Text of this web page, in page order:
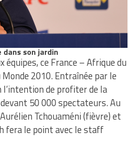
son jardin
ce France – Afrique du
2010. Entraînée par le
l’intention de profiter de la
50 000 spectateurs. Au
Tchouaméni (fièvre) et
fera le point avec le staff